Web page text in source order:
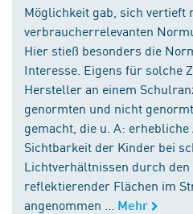
Möglichkeit gab, sich vertieft
verbraucherrelevanten
Hier stieß besonders die
Interesse. Eigens für solche
Hersteller an einem
genormten und nicht
gemacht, die u. A:
Sichtbarkeit der Kinder bei
Lichtverhältnissen durch den
reflektierender Flächen im
angenommen ...
Mehr